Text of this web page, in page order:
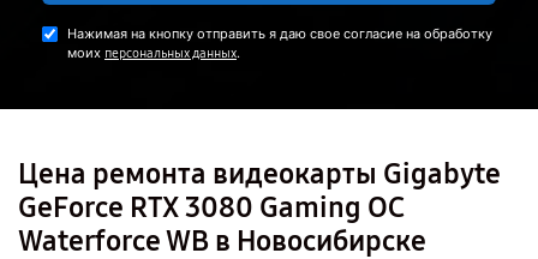
Нажимая на кнопку отправить я даю свое согласие на обработку
моих персональных данных.
Цена ремонта видеокарты Gigabyte
GeForce RTX 3080 Gaming OC
Waterforce WB в Новосибирске